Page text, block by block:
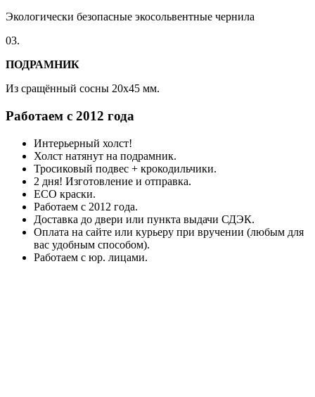
Экологически безопасные экосольвентные чернила
03.
ПОДРАМНИК
Из сращённый сосны 20x45 мм.
Работаем с 2012 года
Интерьерный холст!
Холст натянут на подрамник.
Тросиковый подвес + крокодильчики.
2 дня! Изготовление и отправка.
ECO краски.
Работаем с 2012 года.
Доставка до двери или пункта выдачи СДЭК.
Оплата на сайте или курьеру при вручении (любым для
вас удобным способом).
Работаем с юр. лицами.